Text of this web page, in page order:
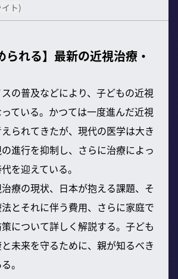
イト)
られる】最新の近視治療・
の普及などにより、子どもの近視
ている。かつては一度進んだ近視
られてきたが、現代の医学は大き
進行を抑制し、さらに治療によっ
を迎えている。
療の現状、日本が抱える課題、そ
とそれに伴う費用、さらに家庭で
について詳しく解説する。子ども
未来を守るために、親が知るべき
。